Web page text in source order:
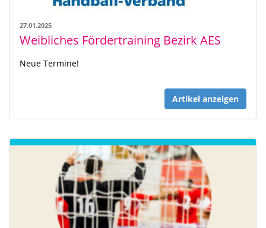
27.01.2025
Weibliches Fördertraining Bezirk AES
Neue Termine!
Artikel anzeigen